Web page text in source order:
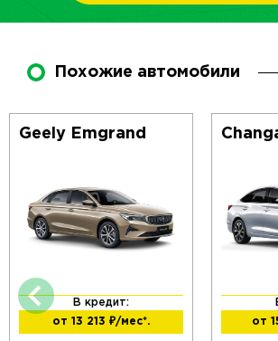
Похожие автомобили
Geely Emgrand
В кредит:
от 13 213 ₽/мес*.
от